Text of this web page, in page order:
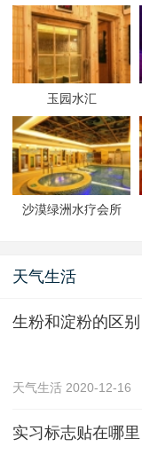
玉园水汇
沙漠绿洲水疗会所
天气生活
生粉和淀粉的区别
天气生活 2020-12-16
实习标志贴在哪里